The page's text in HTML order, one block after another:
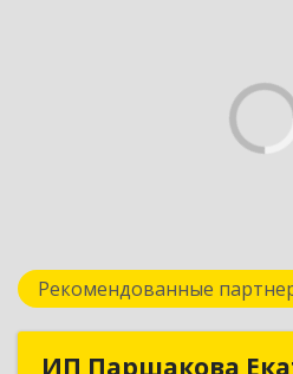
Рекомендованные
ИП Паршакова
ИП